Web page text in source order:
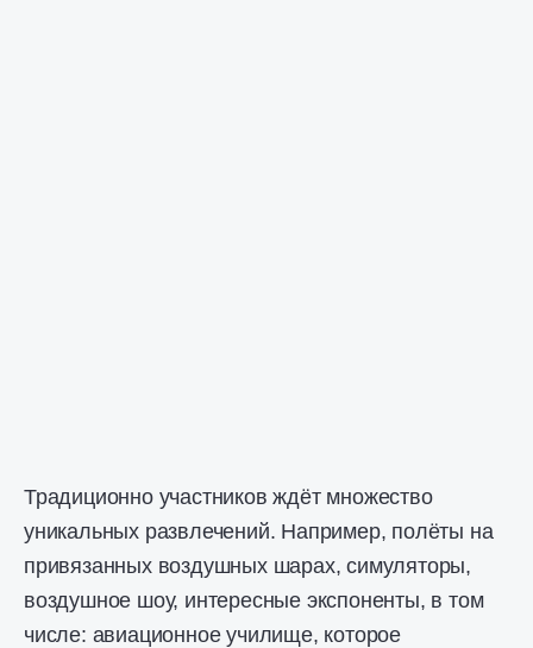
Традиционно участников ждёт множество
уникальных развлечений. Например, полёты на
привязанных воздушных шарах, симуляторы,
воздушное шоу, интересные экспоненты, в том
числе: авиационное училище, которое